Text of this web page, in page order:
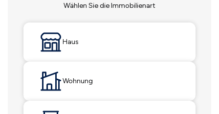
Wählen Sie die Immobilienart
Haus
Wohnung